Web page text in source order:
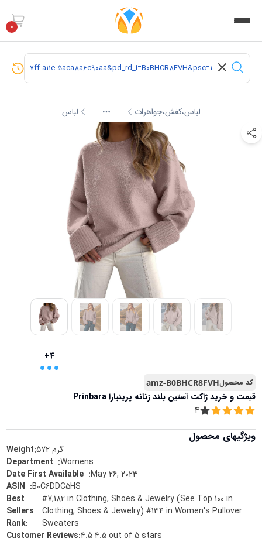
0
لباس،کفش،جواهرات More لباس
+4
...
کد محصولamz-B0BHCR8FVH
قیمت و خریدژاکت آستین بلند زنانه پرینبارا Prinbara
4
ویژگیهای محصول
Weight:572گرم
:Womens
:May 26, 2023
:B0C6DDC5HS
Best
Sellers
Rank:
#7,182 in Clothing, Shoes & Jewelry (See Top 100 in
Clothing, Shoes & Jewelry) #134 in Women's Pullover
Sweaters